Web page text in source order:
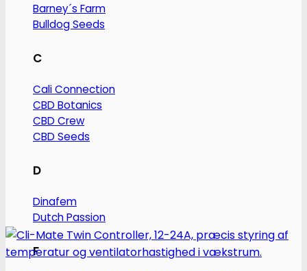
Barney´s Farm
Bulldog Seeds
C
Cali Connection
CBD Botanics
CBD Crew
CBD Seeds
D
Dinafem
Dutch Passion
F